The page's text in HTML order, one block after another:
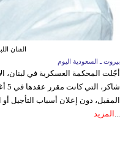
الفنان
بيروت ـ السعودية اليوم
أجّلت المحكمة العسكرية في لبنان،
المقبل، دون إعلان أسباب التأجيل
المزيد